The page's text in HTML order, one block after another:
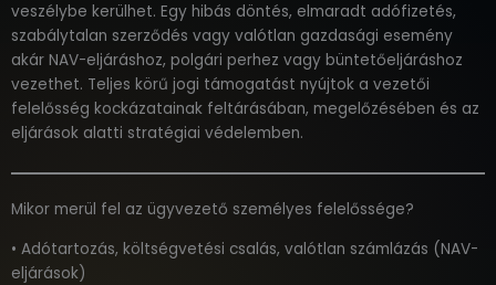
veszélybe kerülhet. Egy hibás döntés, elmaradt adófizetés,
szabálytalan szerződés vagy valótlan gazdasági esemény
akár NAV-eljáráshoz, polgári perhez vagy büntetőeljáráshoz
vezethet. Teljes körű jogi támogatást nyújtok a vezetői
felelősség kockázatainak feltárásában, megelőzésében és az
eljárások alatti stratégiai védelemben.
Mikor merül fel az ügyvezető személyes felelőssége?
• Adótartozás, költségvetési csalás, valótlan számlázás (NAV-
eljárások)